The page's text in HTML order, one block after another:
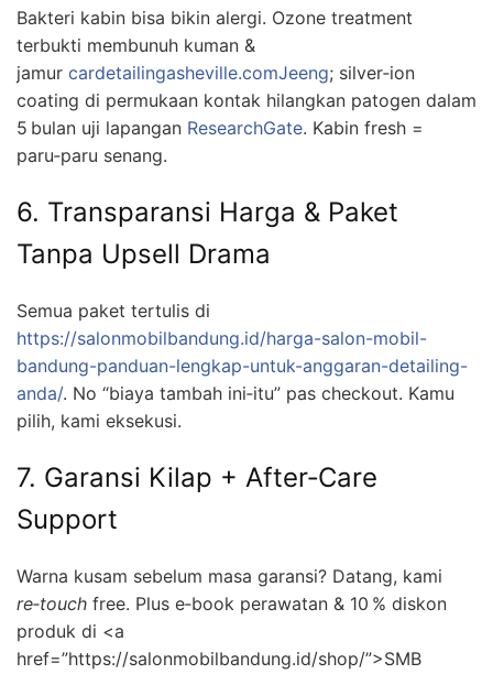
Bakteri kabin bisa bikin alergi. Ozone treatment
terbukti membunuh kuman &
jamur cardetailingasheville.comJeeng; silver‑ion
coating di permukaan kontak hilangkan patogen dalam
5 bulan uji lapangan ResearchGate. Kabin fresh =
paru‑paru senang.
6. Transparansi Harga & Paket
Tanpa Upsell Drama
Semua paket tertulis di
https://salonmobilbandung.id/harga-salon-mobil-
bandung-panduan-lengkap-untuk-anggaran-detailing-
anda/. No “biaya tambah ini‑itu” pas checkout. Kamu
pilih, kami eksekusi.
7. Garansi Kilap + After‑Care
Support
Warna kusam sebelum masa garansi? Datang, kami
re‑touch free. Plus e‑book perawatan & 10 % diskon
produk di <a
href=”https://salonmobilbandung.id/shop/”>SMB